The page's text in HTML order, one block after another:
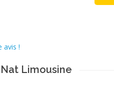
avis !
Limousine